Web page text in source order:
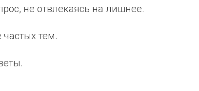
не отвлекаясь на лишнее.
тем.